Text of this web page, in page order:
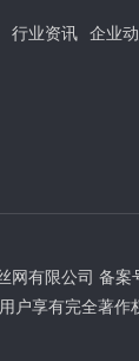
行业资讯 企业
网有限公司 备案
享有完全著